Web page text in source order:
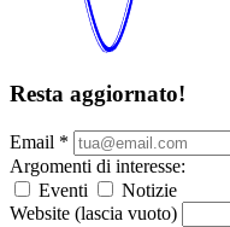
Resta aggiornato!
Email *
Argomenti di interesse:
Eventi
Notizie
Website (lascia vuoto)